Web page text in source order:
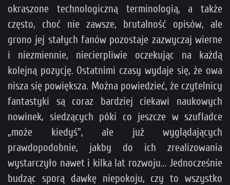
okraszone technologiczną terminologią, a także
często, choć nie zawsze, brutalność opisów, ale
grono jej stałych fanów pozostaje zazwyczaj wierne
i niezmiennie, niecierpliwie oczekując na każdą
kolejną pozycję. Ostatnimi czasy wydaje się, że owa
nisza się powiększa. Można powiedzieć, że czytelnicy
fantastyki są coraz bardziej ciekawi naukowych
nowinek, siedzących póki co jeszcze w szufladce
„może kiedyś”, ale już wyglądających
prawdopodobnie, jakby do ich zrealizowania
wystarczyło nawet i kilka lat rozwoju... Jednocześnie
budząc sporą dawkę niepokoju, czy to wszystko